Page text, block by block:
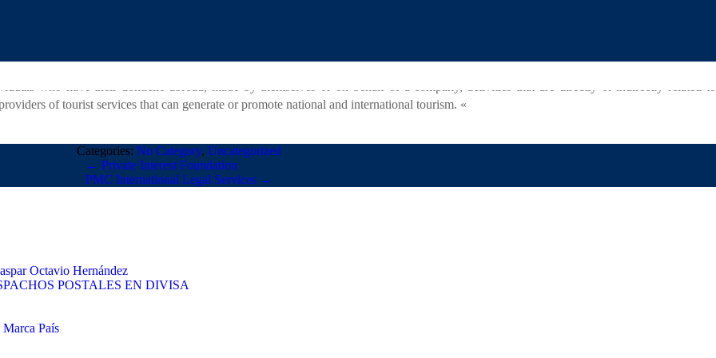
II, Article 191 states: «the owner, landlord or manager of an establishment or place to allocate it to the accomplishment of any of the offenses
in Article 2 that «the provisions of this Act are mandatory and require natural or legal persons, companies and establishments
of tourist services that can generate or promote national and international tourism. «
Categories: No Category, Uncategorized
← Private Interest Foundation
PMC International Legal Services →
Octavio Hernández
POSTALES EN DIVISA
País